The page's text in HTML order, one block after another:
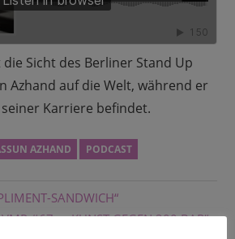
Sicht des Berliner Stand Up
Azhand auf die Welt, während er
Karriere befindet.
AZHAND PODCAST
SANDWICH“
Nächster
VMP #67 – „KUNST GEGEN 300 BAR“